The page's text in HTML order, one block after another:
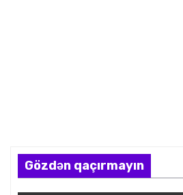
Gözdən qaçırmayın